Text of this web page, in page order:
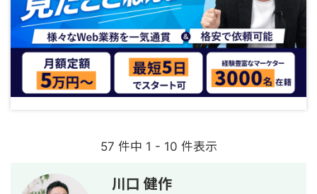
57 件中 1 - 10 件表示
川口 健作